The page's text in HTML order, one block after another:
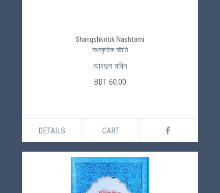
Shangshkritik Nashtami
সংস্কৃতিক নষ্টামি
আবদুল মবিন
BDT 60.00
DETAILS CART